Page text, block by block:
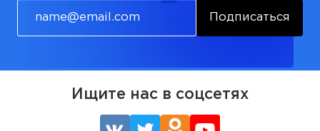
Подписаться
Ищите нас в соцсетях